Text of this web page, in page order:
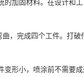
加固材料。在设计和
，完成四个工件。打破
形小，喷涂前不需要成